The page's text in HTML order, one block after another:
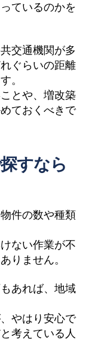
ているのかを
交通機関が多
ぐらいの距離
。
とや、増改築
ておくべきで
すなら
件の数や種類
ない作業が不
りません。
あれば、地域
やはり安心で
考えている人